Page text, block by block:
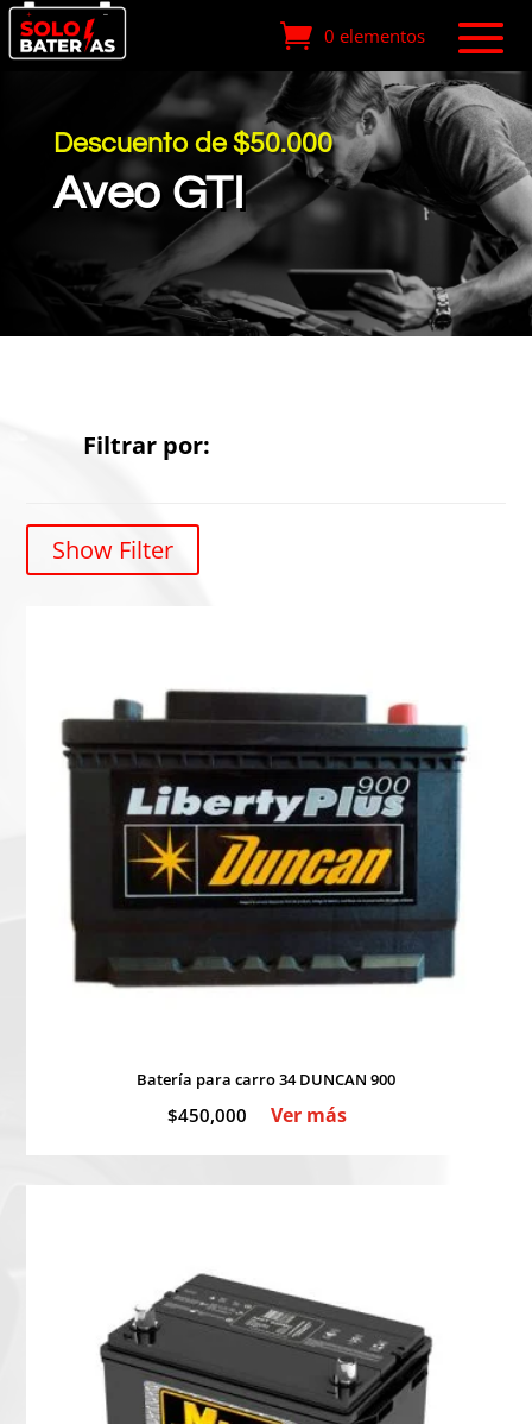
0 elementos
Descuento de $50.000
Aveo GTI
Filtrar por:
Show Filter
Batería para carro 34 DUNCAN 900
$450,000 Ver más